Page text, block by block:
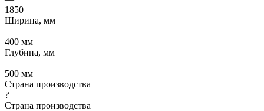
1850
Ширина, мм
—
400 мм
Глубина, мм
—
500 мм
Страна производства
?
Страна производства